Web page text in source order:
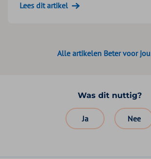
Lees dit artikel
Alle artikelen Beter voor jou
Was dit nuttig?
Ja Nee